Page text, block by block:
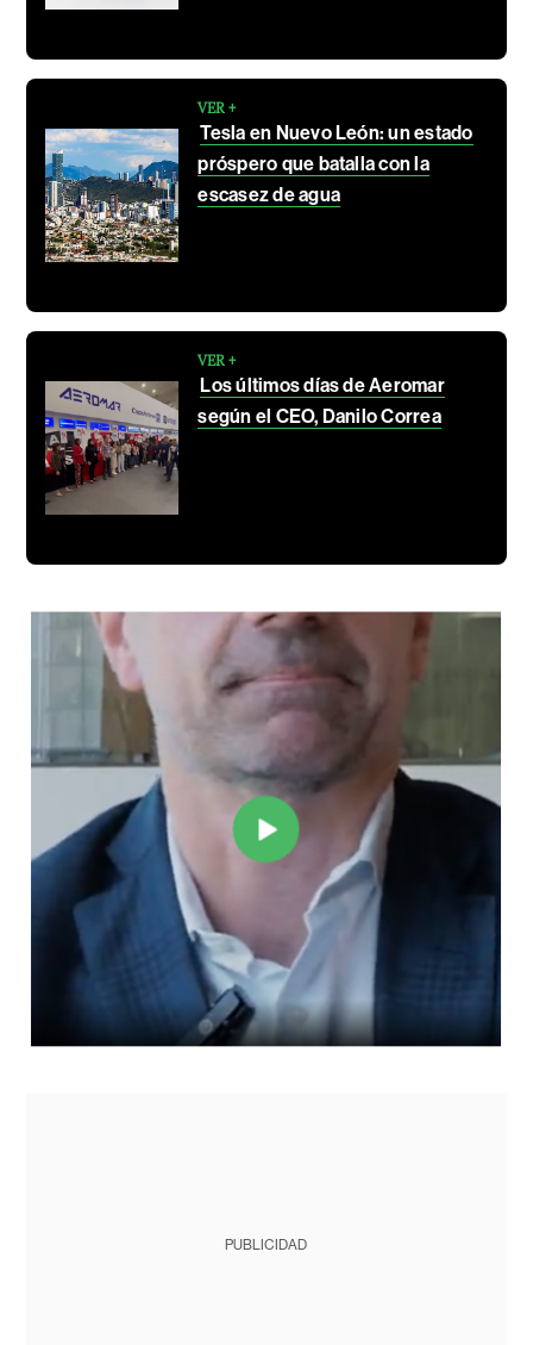
VER +
Tesla en Nuevo León: un estado
próspero que batalla con la
escasez de agua
VER +
Los últimos días de Aeromar
según el CEO, Danilo Correa
PUBLICIDAD